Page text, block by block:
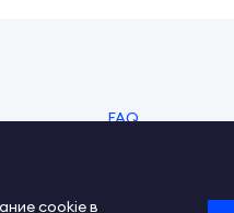
FAQ
Обратная связь
cookie в